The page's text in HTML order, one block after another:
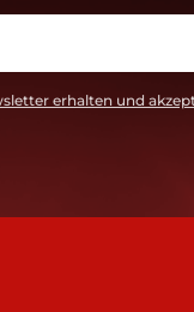
erhalten und